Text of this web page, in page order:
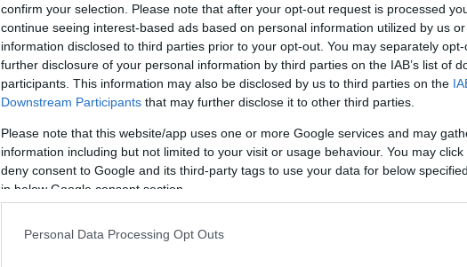
confirm your selection. Please note that after your opt-out request is processed
continue seeing interest-based ads based on personal information utilized by us
information disclosed to third parties prior to your opt-out. You may separately
further disclosure of your personal information by third parties on the IAB’s list of
participants. This information may also be disclosed by us to third parties on the
Downstream Participants that may further disclose it to other third parties.
Please note that this website/app uses one or more Google services and may
information including but not limited to your visit or usage behaviour. You may
deny consent to Google and its third-party tags to use your data for below
in below Google consent section.
Personal Data Processing Opt Outs
Κοινωνία
28 Ιουν 2026 05:00
Επίδομα 300 ευρώ από
τη ΔΥΠΑ: Ποιοι
άνεργοι το δικαιούνται
ΟΑΕΔ
24 Ιουν 2026 11:40
ΔΥΠΑ: Νέο
για 8.000
Μισθός 920 ευρώ